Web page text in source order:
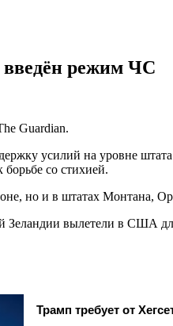
введён режим ЧС
Guardian.
усилий на уровне
со стихией.
но и в штатах Монтана,
Зеландии вылетели в США
Трамп требует от